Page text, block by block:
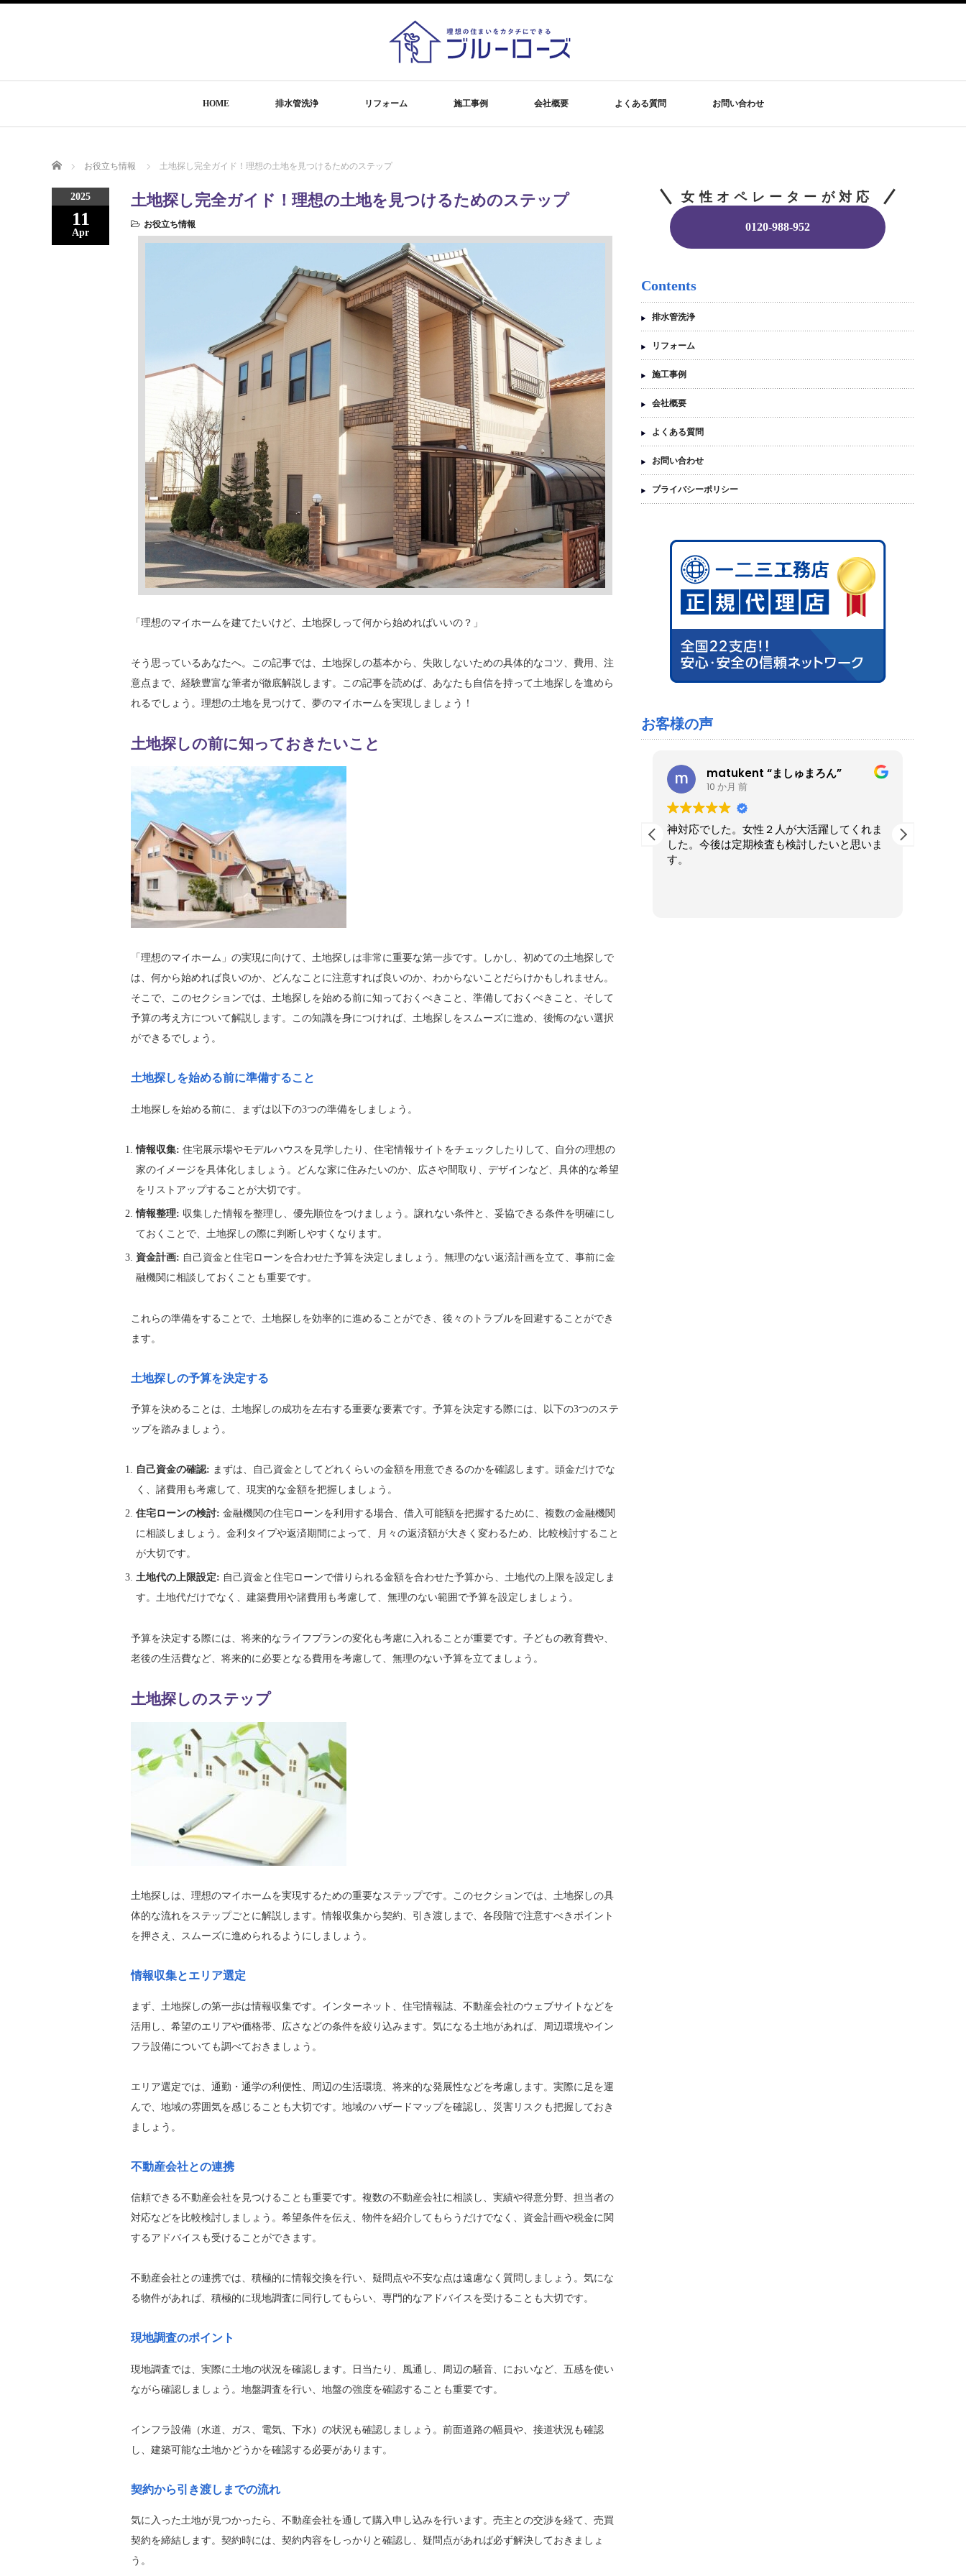
HOME 排水管洗浄 リフォーム 施工事例 会社概要 よくある質問 お問い合わせ
Home お役立ち情報 土地探し完全ガイド！理想の土地を見つけるためのステップ
2025
11
Apr
土地探し完全ガイド！理想の土地を見つけるためのステップ
お役立ち情報
「理想のマイホームを建てたいけど、土地探しって何から始めればいいの？」
そう思っているあなたへ。この記事では、土地探しの基本から、失敗しないための具体的なコツ、費用、注
意点まで、経験豊富な筆者が徹底解説します。この記事を読めば、あなたも自信を持って土地探しを進めら
れるでしょう。理想の土地を見つけて、夢のマイホームを実現しましょう！
土地探しの前に知っておきたいこと
「理想のマイホーム」の実現に向けて、土地探しは非常に重要な第一歩です。しかし、初めての土地探しで
は、何から始めれば良いのか、どんなことに注意すれば良いのか、わからないことだらけかもしれません。
そこで、このセクションでは、土地探しを始める前に知っておくべきこと、準備しておくべきこと、そして
予算の考え方について解説します。この知識を身につければ、土地探しをスムーズに進め、後悔のない選択
ができるでしょう。
土地探しを始める前に準備すること
土地探しを始める前に、まずは以下の3つの準備をしましょう。
情報収集: 住宅展示場やモデルハウスを見学したり、住宅情報サイトをチェックしたりして、自分の理想の
家のイメージを具体化しましょう。どんな家に住みたいのか、広さや間取り、デザインなど、具体的な希望
をリストアップすることが大切です。
情報整理: 収集した情報を整理し、優先順位をつけましょう。譲れない条件と、妥協できる条件を明確にし
ておくことで、土地探しの際に判断しやすくなります。
資金計画: 自己資金と住宅ローンを合わせた予算を決定しましょう。無理のない返済計画を立て、事前に金
融機関に相談しておくことも重要です。
これらの準備をすることで、土地探しを効率的に進めることができ、後々のトラブルを回避することができ
ます。
土地探しの予算を決定する
予算を決めることは、土地探しの成功を左右する重要な要素です。予算を決定する際には、以下の3つのステ
ップを踏みましょう。
自己資金の確認: まずは、自己資金としてどれくらいの金額を用意できるのかを確認します。頭金だけでな
く、諸費用も考慮して、現実的な金額を把握しましょう。
住宅ローンの検討: 金融機関の住宅ローンを利用する場合、借入可能額を把握するために、複数の金融機関
に相談しましょう。金利タイプや返済期間によって、月々の返済額が大きく変わるため、比較検討すること
が大切です。
土地代の上限設定: 自己資金と住宅ローンで借りられる金額を合わせた予算から、土地代の上限を設定しま
す。土地代だけでなく、建築費用や諸費用も考慮して、無理のない範囲で予算を設定しましょう。
予算を決定する際には、将来的なライフプランの変化も考慮に入れることが重要です。子どもの教育費や、
老後の生活費など、将来的に必要となる費用を考慮して、無理のない予算を立てましょう。
土地探しのステップ
土地探しは、理想のマイホームを実現するための重要なステップです。このセクションでは、土地探しの具
体的な流れをステップごとに解説します。情報収集から契約、引き渡しまで、各段階で注意すべきポイント
を押さえ、スムーズに進められるようにしましょう。
情報収集とエリア選定
まず、土地探しの第一歩は情報収集です。インターネット、住宅情報誌、不動産会社のウェブサイトなどを
活用し、希望のエリアや価格帯、広さなどの条件を絞り込みます。気になる土地があれば、周辺環境やイン
フラ設備についても調べておきましょう。
エリア選定では、通勤・通学の利便性、周辺の生活環境、将来的な発展性などを考慮します。実際に足を運
んで、地域の雰囲気を感じることも大切です。地域のハザードマップを確認し、災害リスクも把握しておき
ましょう。
不動産会社との連携
信頼できる不動産会社を見つけることも重要です。複数の不動産会社に相談し、実績や得意分野、担当者の
対応などを比較検討しましょう。希望条件を伝え、物件を紹介してもらうだけでなく、資金計画や税金に関
するアドバイスも受けることができます。
不動産会社との連携では、積極的に情報交換を行い、疑問点や不安な点は遠慮なく質問しましょう。気にな
る物件があれば、積極的に現地調査に同行してもらい、専門的なアドバイスを受けることも大切です。
現地調査のポイント
現地調査では、実際に土地の状況を確認します。日当たり、風通し、周辺の騒音、においなど、五感を使い
ながら確認しましょう。地盤調査を行い、地盤の強度を確認することも重要です。
インフラ設備（水道、ガス、電気、下水）の状況も確認しましょう。前面道路の幅員や、接道状況も確認
し、建築可能な土地かどうかを確認する必要があります。
契約から引き渡しまでの流れ
気に入った土地が見つかったら、不動産会社を通して購入申し込みを行います。売主との交渉を経て、売買
契約を締結します。契約時には、契約内容をしっかりと確認し、疑問点があれば必ず解決しておきましょ
う。
女性オペレーターが対応
0120-988-952
Contents
排水管洗浄
リフォーム
施工事例
会社概要
よくある質問
お問い合わせ
プライバシーポリシー
お客様の声
matukent “ましゅまろん”
10 か月 前
神対応でした。女性２人が大活躍してくれま
した。今後は定期検査も検討したいと思いま
す。